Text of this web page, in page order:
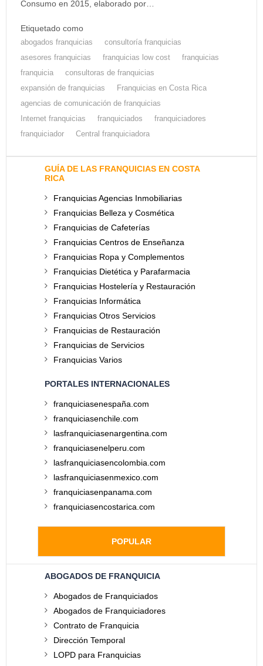
Consumo en 2015, elaborado por…
Etiquetado como
abogados franquicias
consultoría franquicias
asesores franquicias
franquicias low cost
franquicias
franquicia
consultoras de franquicias
expansión de franquicias
Franquicias en Costa Rica
agencias de comunicación de franquicias
Internet franquicias
franquiciados
franquiciadores
franquiciador
Central franquiciadora
GUÍA DE LAS FRANQUICIAS EN COSTA
RICA
Franquicias Agencias Inmobiliarias
Franquicias Belleza y Cosmética
Franquicias de Cafeterías
Franquicias Centros de Enseñanza
Franquicias Ropa y Complementos
Franquicias Dietética y Parafarmacia
Franquicias Hostelería y Restauración
Franquicias Informática
Franquicias Otros Servicios
Franquicias de Restauración
Franquicias de Servicios
Franquicias Varios
PORTALES INTERNACIONALES
franquiciasenespaña.com
franquiciasenchile.com
lasfranquiciasenargentina.com
franquiciasenelperu.com
lasfranquiciasencolombia.com
lasfranquiciasenmexico.com
franquiciasenpanama.com
franquiciasencostarica.com
POPULAR
ABOGADOS DE FRANQUICIA
Abogados de Franquiciados
Abogados de Franquiciadores
Contrato de Franquicia
Dirección Temporal
LOPD para Franquicias